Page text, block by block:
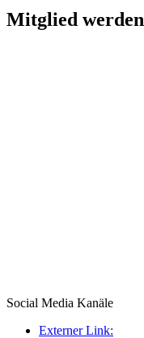
Mitglied werden
Social Media Kanäle
Externer Link: